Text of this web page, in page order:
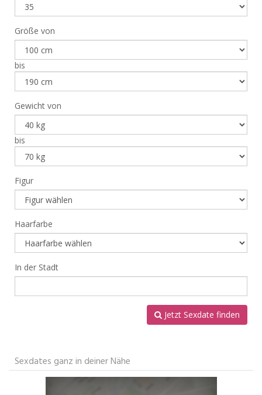
Größe von
bis
Gewicht von
bis
Figur
Haarfarbe
In der Stadt
Jetzt Sexdate finden
Sexdates ganz in deiner Nähe